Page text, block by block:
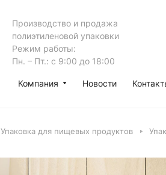
Производство и продажа
полиэтиленовой упаковки
Режим работы:
Пн. – Пт.: с 9:00 до 18:00
Компания Новости
Упаковка для пищевых продуктов